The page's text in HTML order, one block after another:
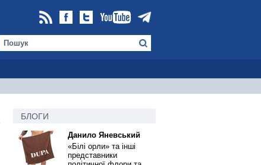
БЛОГИ
Данило Яневський
«Білі орли» та інші
представники